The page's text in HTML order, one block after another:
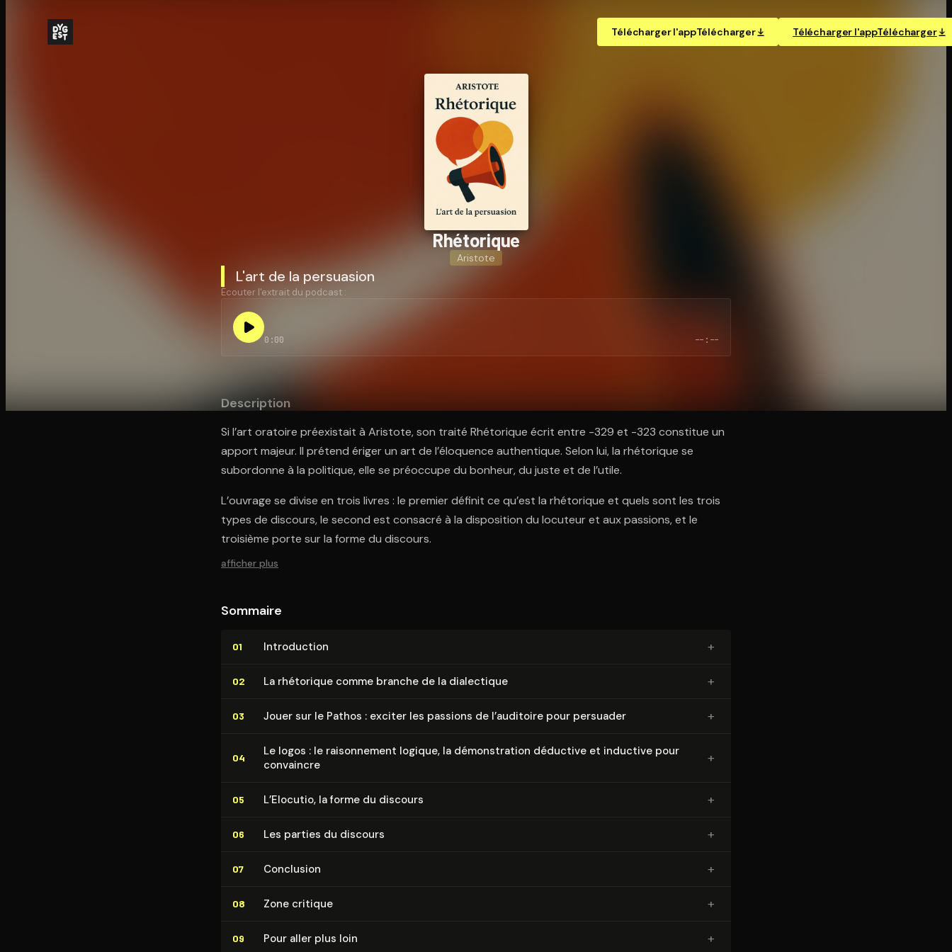
Télécharger l'appTélécharger Télécharger l'appTélécharger
Rhétorique
Aristote
L'art de la persuasion
Écouter l'extrait du podcast :
0:00 --:--
Description
Si l’art oratoire préexistait à Aristote, son traité Rhétorique écrit entre -329 et -323 constitue un
apport majeur. Il prétend ériger un art de l’éloquence authentique. Selon lui, la rhétorique se
subordonne à la politique, elle se préoccupe du bonheur, du juste et de l’utile.
L’ouvrage se divise en trois livres : le premier définit ce qu’est la rhétorique et quels sont les trois
types de discours, le second est consacré à la disposition du locuteur et aux passions, et le
troisième porte sur la forme du discours.
afficher plus
Sommaire
01 In­tro­duc­tion +
02 La rhétorique comme branche de la dialectique +
03 Jouer sur le Pathos : exciter les passions de l’auditoire pour persuader +
04
Le logos : le rai­son­ne­ment logique, la dé­mons­tra­tion déductive et inductive pour
convaincre
+
05 L’Elocutio, la forme du discours +
06 Les parties du discours +
07 Conclusion +
08 Zone critique +
09 Pour aller plus loin +